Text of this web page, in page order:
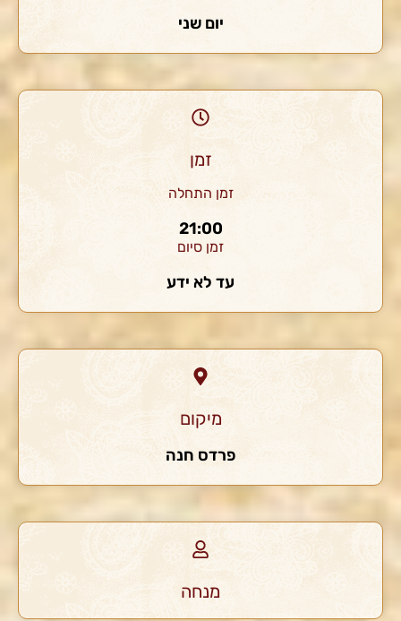
יום שני
זמן
זמן התחלה
21:00
זמן סיום
עד לא ידע
מיקום
פרדס חנה
מנחה